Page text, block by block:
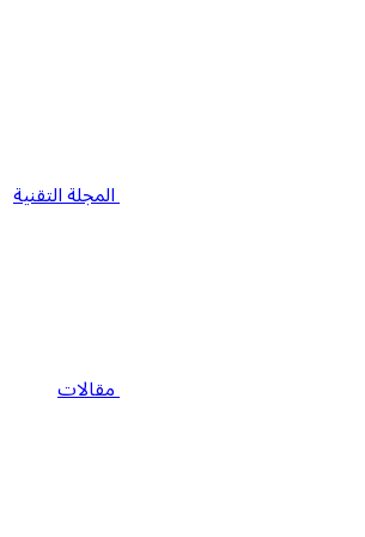
المجلة التقنية
مقالات